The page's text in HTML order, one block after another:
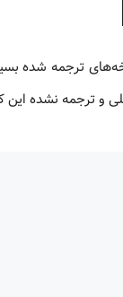
و ترجمه نشده